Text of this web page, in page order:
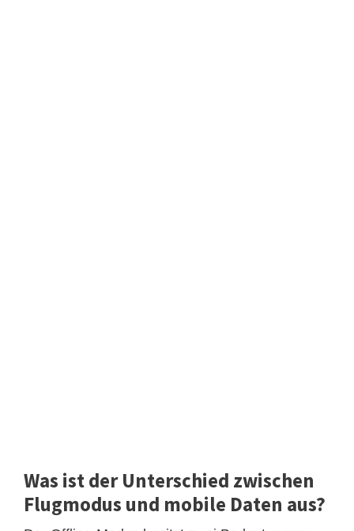
Was ist der Unterschied zwischen
Flugmodus und mobile Daten aus?